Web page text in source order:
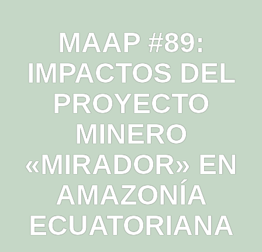
MAAP #89:
IMPACTOS DEL
PROYECTO
MINERO
«MIRADOR» EN
AMAZONÍA
ECUATORIANA